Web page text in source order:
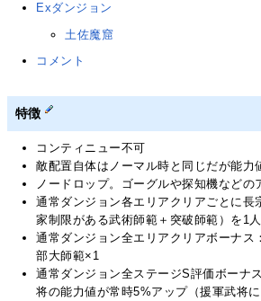
Exダンジョン
土佐魔窟
コメント
特徴
コンティニュー不可
敵配置自体はノーマル時と同じだが能力
ノードロップ。ゴーグルや探知機などの
通常ダンジョン各エリアクリアごとに長
家制限がある武術師範＋突破師範）を1
通常ダンジョン全エリアクリアボーナス
部大師範×1
通常ダンジョン全ステージS評価ボーナ
将の能力値が常時5%アップ（援軍武将